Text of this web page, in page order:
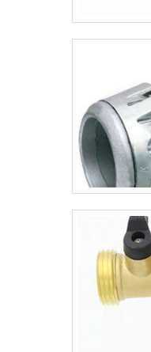
treinados; Diversas
disponíveis;
melhores marcas;
demandas das
segmentos;
personalizado.
Acessórios
melhor no ramo de
itens como válvula
galvanizado.Isso
uma
comprometida
qualificações
ações no resultado
de alta qualidade